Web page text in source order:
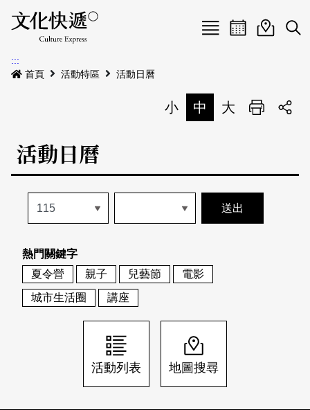
Menu
最新公告
本期專題
歷史專題
活動特區
活動列表
地圖搜尋
關於我們
關於我們
刊物索取地點
會員基本資料
刊登活動
網站導覽 English
日本語 登入/註冊
活動日曆活動地圖
展
:::
首頁
活動特區 活動日曆
小 中 大 列印
活動日曆
熱門關鍵字
夏令營
親子 兒藝節
電影
城市生活圈
講座
活動列表 地圖搜尋